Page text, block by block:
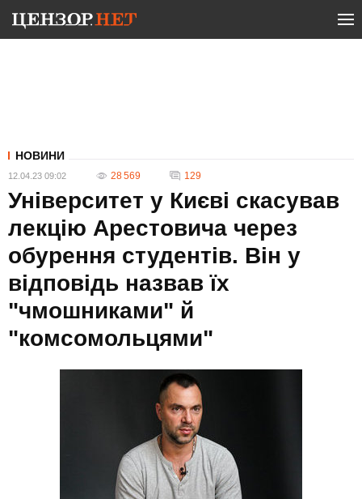
НОВИНИ
12.04.23 09:02 28 569 129
Університет у Києві скасував
лекцію Арестовича через
обурення студентів. Він у
відповідь назвав їх
"чмошниками" й
"комсомольцями"